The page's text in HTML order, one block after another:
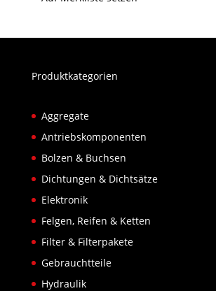
Produktkategorien
Aggregate
Antriebskomponenten
Bolzen & Buchsen
Dichtungen & Dichtsätze
Elektronik
Felgen, Reifen & Ketten
Filter & Filterpakete
Gebrauchtteile
Hydraulik